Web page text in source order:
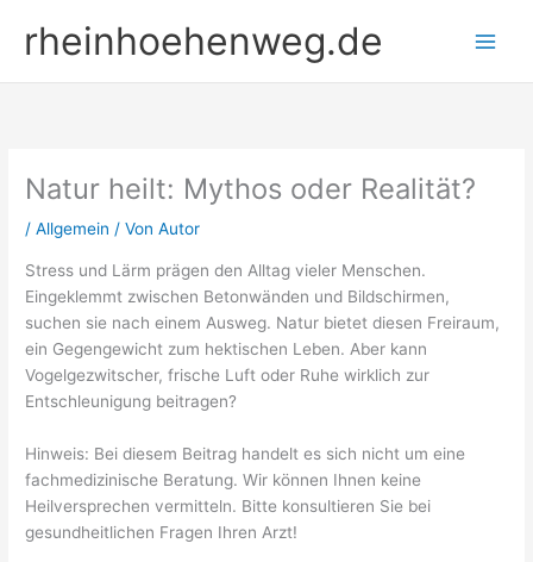
Inhaltrheinhoehenweg.de
Natur heilt: Mythos oder Realität?
/Allgemein / VonAutor
Stress und Lärm prägen den Alltag vieler Menschen.
Eingeklemmt zwischen Betonwänden und Bildschirmen,
suchen sie nach einem Ausweg. Natur bietet diesen Freiraum,
ein Gegengewicht zum hektischen Leben. Aber kann
Vogelgezwitscher, frische Luft oder Ruhe wirklich zur
Entschleunigung beitragen?
Hinweis: Bei diesem Beitrag handelt es sich nicht um eine
fachmedizinische Beratung. Wir können Ihnen keine
Heilversprechen vermitteln. Bitte konsultieren Sie bei
gesundheitlichen Fragen Ihren Arzt!